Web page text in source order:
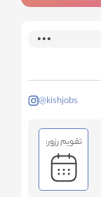
@kishjobs
تقویم رزور: